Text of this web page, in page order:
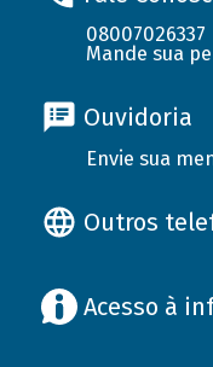
08007026337
Mande sua
Ouvidoria
Envie sua
Outros
Acesso à